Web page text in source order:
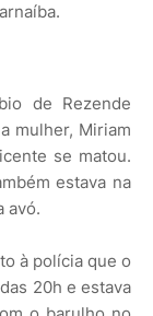
de Rezende
mulher, Miriam
se matou.
estava na
avó.
à polícia que o
20h e estava